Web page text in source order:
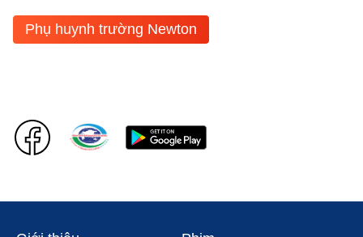
Phụ huynh trường Newton